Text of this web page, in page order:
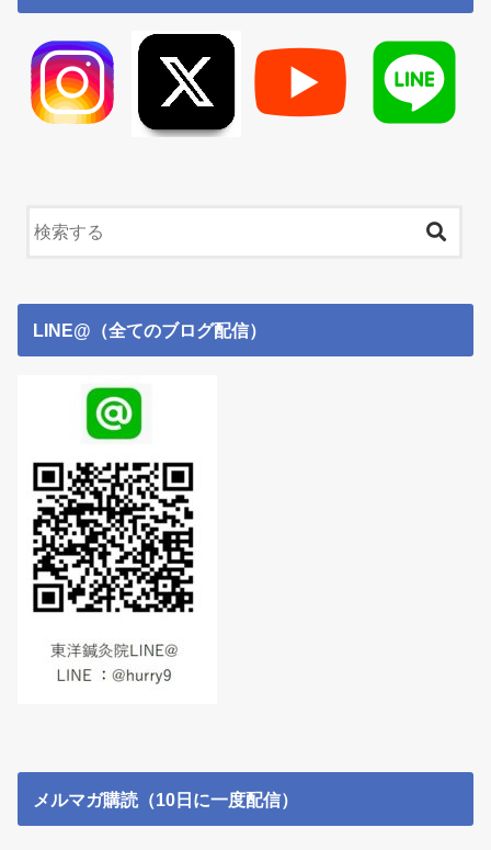
LINE@（全てのブログ配信）
メルマガ購読（10日に一度配信）